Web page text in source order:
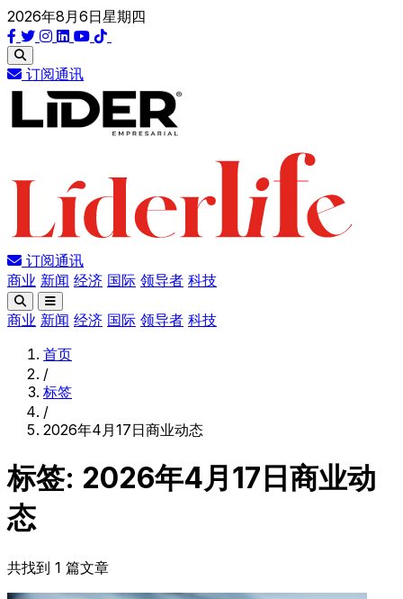
2026年8月6日星期四
订阅通讯
订阅通讯
商业 新闻 经济 国际 领导者 科技
商业 新闻 经济 国际 领导者 科技
首页
/
标签
/
2026年4月17日商业动态
标签: 2026年4月17日商业动
态
共找到 1 篇文章